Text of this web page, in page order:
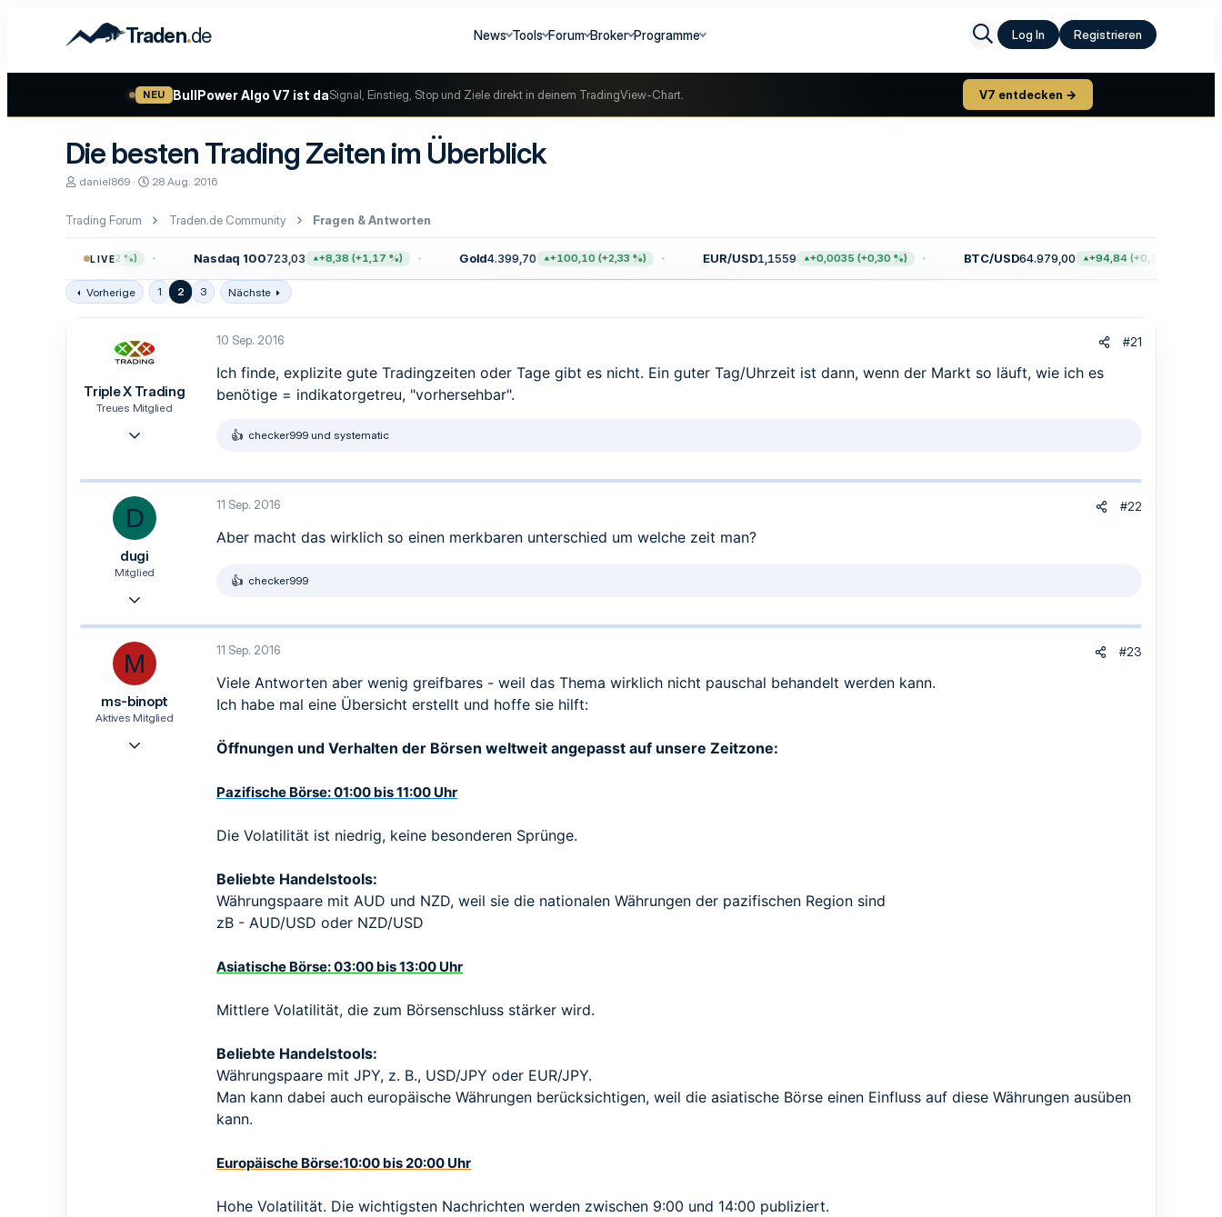
Traden.de News Tools Forum Broker Programme Log In Registrieren
NEU BullPower Algo V7 ist daSignal, Einstieg, Stop und Ziele direkt in deinem TradingView-Chart. V7 entdecken →
Die besten Trading Zeiten im Überblick
E
t
e
r
daniel869
E
t
t
a
28 Aug. 2016
Trading Forum Traden.de Community Fragen & Antworten
LIVE
+47,68 (+0,62 %) Nasdaq 100723,03 +8,38 (+1,17 %) 4.399,70 +100,10 (+2,33 %) EUR/USD1,1559 +0,0035 (+0,30 %) BTC/USD64.979,00 +94,84 (+0,15 %)
Vorherige 1 2 3 Nächste
Triple X Trading
Treues Mitglied
10 Sep. 2016 #21
Ich finde, explizite gute Tradingzeiten oder Tage gibt es nicht. Ein guter Tag/Uhrzeit ist dann, wenn der Markt so läuft, wie ich es
benötige = indikatorgetreu, "vorhersehbar".
R
k
t
i
n
n
checker999 und systematic
D
dugi
Mitglied
11 Sep. 2016 #22
Aber macht das wirklich so einen merkbaren unterschied um welche zeit man?
R
k
t
i
n
e
checker999
M
ms-binopt
Aktives Mitglied
11 Sep. 2016 #23
Viele Antworten aber wenig greifbares - weil das Thema wirklich nicht pauschal behandelt werden kann.
Ich habe mal eine Übersicht erstellt und hoffe sie hilft:
Öffnungen und Verhalten der Börsen weltweit angepasst auf unsere Zeitzone:
Pazifische Börse: 01:00 bis 11:00 Uhr
Die Volatilität ist niedrig, keine besonderen Sprünge.
Beliebte Handelstools:
Währungspaare mit AUD und NZD, weil sie die nationalen Währungen der pazifischen Region sind
zB - AUD/USD oder NZD/USD
Asiatische Börse: 03:00 bis 13:00 Uhr
Mittlere Volatilität, die zum Börsenschluss stärker wird.
Beliebte Handelstools:
Währungspaare mit JPY, z. B., USD/JPY oder EUR/JPY.
Man kann dabei auch europäische Währungen berücksichtigen, weil die asiatische Börse einen Einfluss auf diese Währungen ausüben
kann.
Europäische Börse:10:00 bis 20:00 Uhr
Hohe Volatilität. Die wichtigsten Nachrichten werden zwischen 9:00 und 14:00 publiziert.